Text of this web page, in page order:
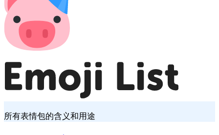
所有表情包的含义和用途